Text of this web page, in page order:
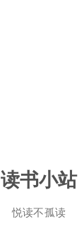
读书小站
悦读不孤读